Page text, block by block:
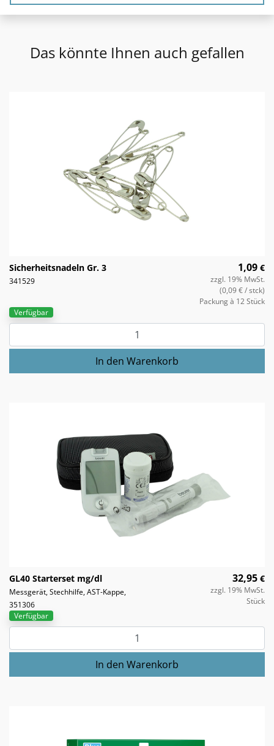
Das könnte Ihnen auch gefallen
Sicherheitsnadeln Gr. 3
341529
1,09 €
zzgl. 19% MwSt.
(0,09 €/ stck)
Packung à 12 Stück
Verfügbar
GL40 Starterset mg/dl
Messgerät, Stechhilfe, AST-Kappe,
351306
32,95 €
zzgl. 19% MwSt.
Stück
Verfügbar